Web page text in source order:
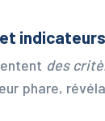
des
phare,